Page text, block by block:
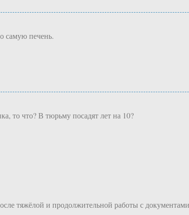
самую печень.
то что? В тюрьму посадят лет на 10?
тяжёлой и продолжительной работы с